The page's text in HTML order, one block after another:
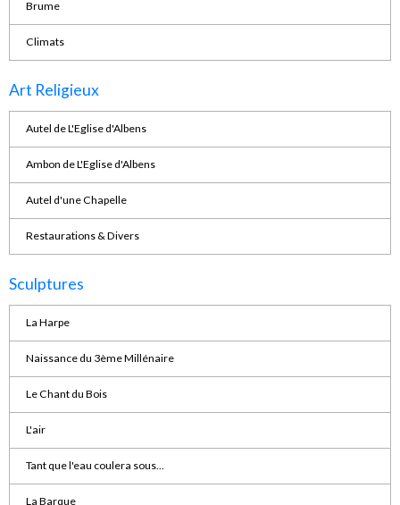
Brume
Climats
Art Religieux
Autel de L'Eglise d'Albens
Ambon de L'Eglise d'Albens
Autel d'une Chapelle
Restaurations & Divers
Sculptures
La Harpe
Naissance du 3ème Millénaire
Le Chant du Bois
L'air
Tant que l'eau coulera sous...
La Barque